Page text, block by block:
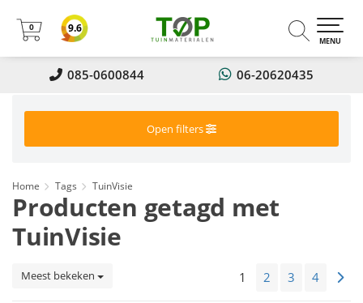
06-20620435
085-0600844
0
0
MENU
9.6
Open filters
Home Tags TuinVisie
Producten getagd met
TuinVisie
Meest bekeken 1 2 3 4